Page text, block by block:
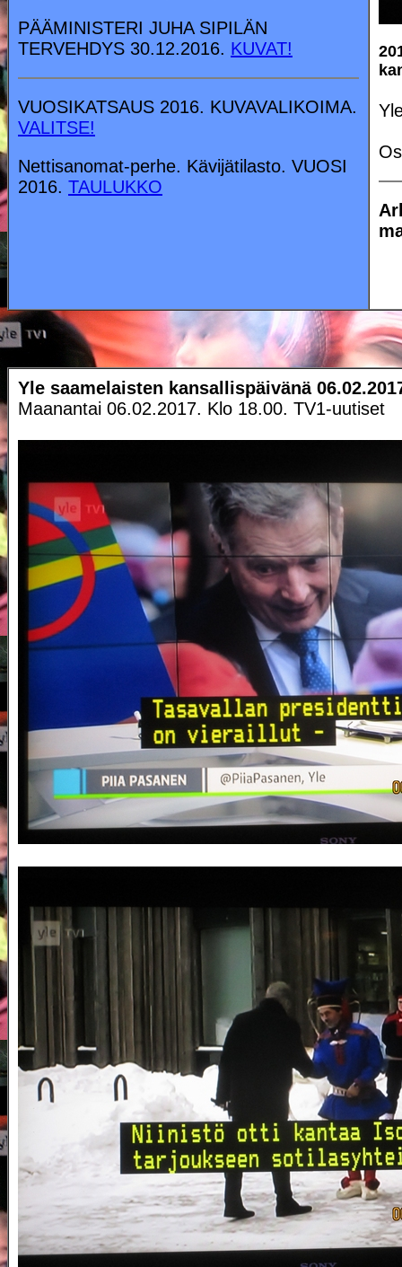
PÄÄMINISTERI JUHA SIPILÄN
TERVEHDYS 30.12.2016. KUVAT!
VUOSIKATSAUS 2016. KUVAVALIKOIMA.
VALITSE!
Nettisanomat-perhe. Kävijätilasto. VUOSI
2016. TAULUKKO
Yle saamelaisten kansallispäivänä
Maanantai 06.02.2017. Klo 18.00. TV1-uutiset